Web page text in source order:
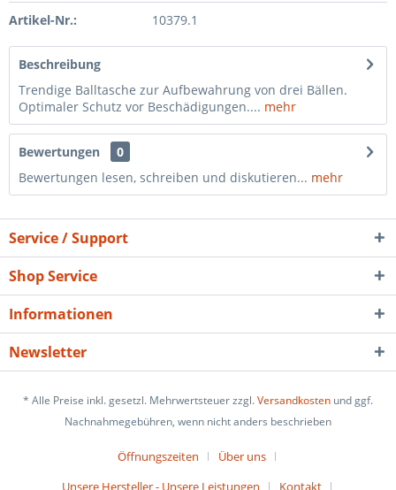
Artikel-Nr.: 10379.1
Beschreibung
Trendige Balltasche zur Aufbewahrung von drei Bällen.
Optimaler Schutz vor Beschädigungen.... mehr
Bewertungen
0
Bewertungen lesen, schreiben und diskutieren... mehr
Service / Support
Shop Service
Informationen
Newsletter
* Alle Preise inkl. gesetzl. Mehrwertsteuer zzgl.Versandkosten und ggf.
Nachnahmegebühren, wenn nicht anders beschrieben
Öffnungszeiten
Über uns
Unsere Hersteller - Unsere Leistungen
Kontakt